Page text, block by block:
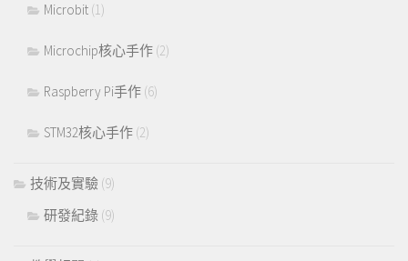
Microbit (1)
Microchip核心手作 (2)
Raspberry Pi手作 (6)
STM32核心手作 (2)
技術及實驗 (9)
研發紀錄 (9)